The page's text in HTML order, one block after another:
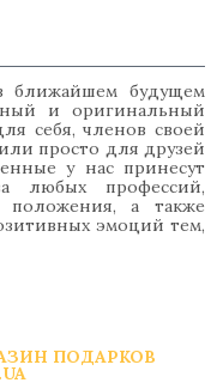
ближайшем будущем
и оригинальный
себя, членов своей
просто для друзей
у нас принесут
любых профессий,
положения, а также
эмоций тем,
ПОДАРКОВ